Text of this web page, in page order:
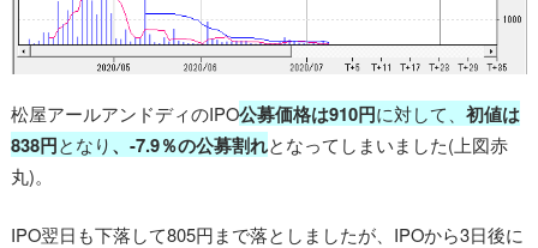
松屋アールアンドディのIPO公募価格は910円に対して、 初値は
838円となり、-7.9％の公募割れとなってしまいました(上図赤
丸)。
IPO翌日も下落して805円まで落としましたが、IPOから3日後に